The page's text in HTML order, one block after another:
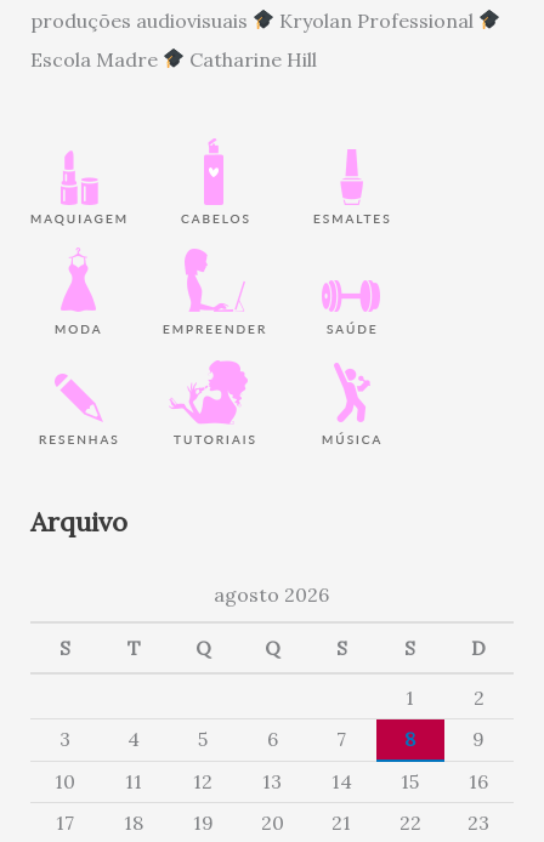
produções audiovisuais
Kryolan Professional
Escola Madre
Catharine Hill
Arquivo
agosto 2026
S T Q Q S S D
1
2
3
4 5 6 7 8
9
10
11 12 13 14 15
16
17
18 19 20 21 22
23